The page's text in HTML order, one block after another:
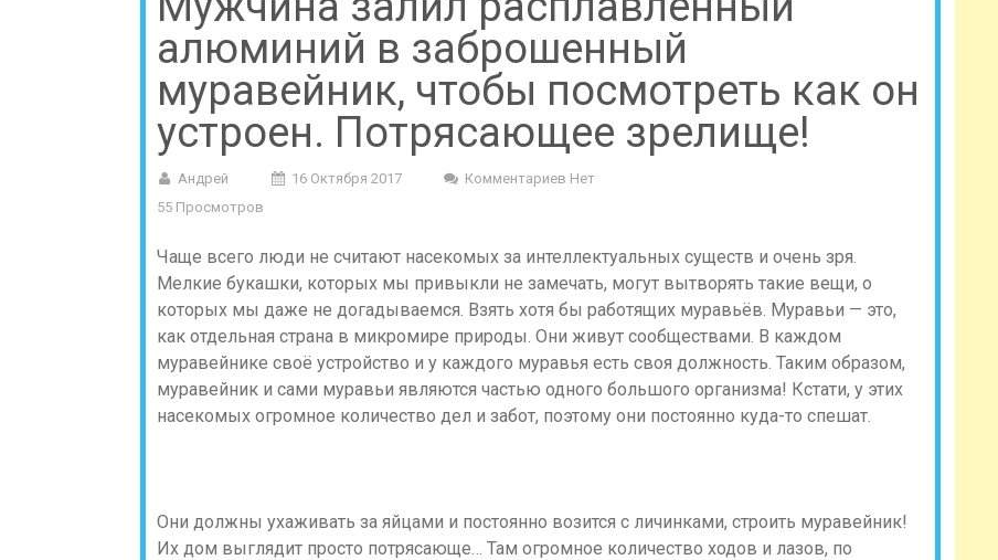
алюминий в заброшенный
муравейник, чтобы посмотреть как он
устроен. Потрясающее зрелище!
Андрей 16 Октября 2017
Комментариев Нет
55 Просмотров
Чаще всего люди не считают насекомых за интеллектуальных существ и очень зря.
Мелкие букашки, которых мы привыкли не замечать, могут вытворять такие вещи, о
которых мы даже не догадываемся. Взять хотя бы работящих муравьёв. Муравьи — это,
как отдельная страна в микромире природы. Они живут сообществами. В каждом
муравейнике своё устройство и у каждого муравья есть своя должность. Таким образом,
муравейник и сами муравьи являются частью одного большого организма! Кстати, у этих
насекомых огромное количество дел и забот, поэтому они постоянно куда-то спешат.
Они должны ухаживать за яйцами и постоянно возится с личинками, строить муравейник!
Их дом выглядит просто потрясающе… Там огромное количество ходов и лазов, по